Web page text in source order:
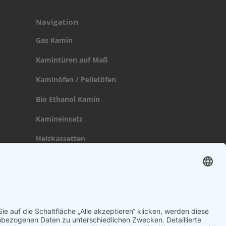
Navigation
Gas Kamin
Kamintüren auf Maß
Kaminöfen / Pelletöfen
Bio Ethanol Kamin
Kamineinsatz
Heizkassetten